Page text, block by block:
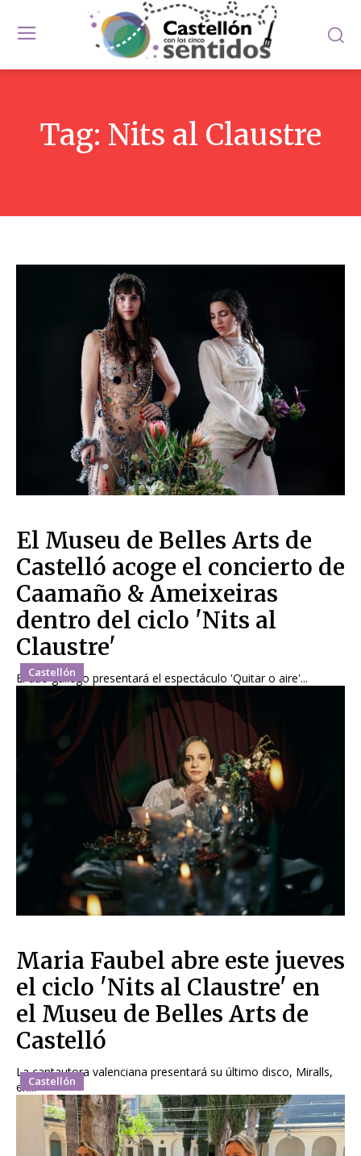
Tag: Nits al Claustre
Castellón
El Museu de Belles Arts de
Castelló acoge el concierto de
Caamaño & Ameixeiras
dentro del ciclo 'Nits al
Claustre'
El dúo gallego presentará el espectáculo 'Quitar o aire'...
Castellón
Maria Faubel abre este jueves
el ciclo 'Nits al Claustre' en
el Museu de Belles Arts de
Castelló
La cantautora valenciana presentará su último disco, Miralls,
en...